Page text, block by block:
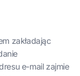
zakładając
e-mail zajmie